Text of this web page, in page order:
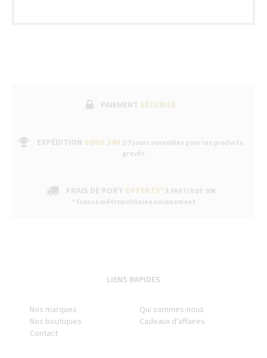
PAIEMENT SÉCURISÉ
EXPÉDITION SOUS 24H 2/3 jours ouvrables pour les produits
gravés
FRAIS DE PORT OFFERTS* À PARTIR DE 99€
* France métropolitaine uniquement
LIENS RAPIDES
Nos marques
Qui sommes-nous
Nos boutiques
Cadeaux d'affaires
Contact